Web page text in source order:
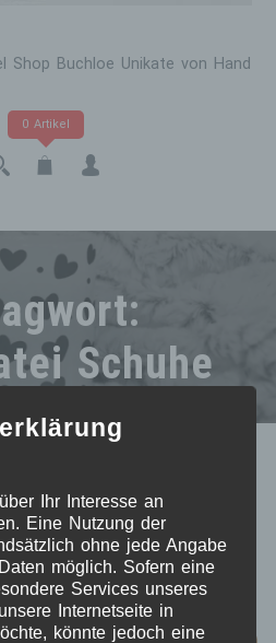
Shop Buchloe Unikate von Hand
0 Artikel
Schuhe
sortieren
ANZEIGEN: 12 24
Ihr Interesse an
Eine Nutzung der
ohne jede Angabe
möglich. Sofern eine
Services unseres
Internetseite in
könnte jedoch eine